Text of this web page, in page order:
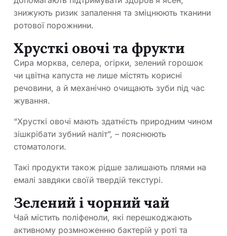
знижують ризик запалення та зміцнюють тканини
ротової порожнини.
Хрусткі овочі та фрукти
Сира морква, селера, огірки, зелений горошок
чи цвітна капуста не лише містять корисні
речовини, а й механічно очищають зуби під час
жування.
“Хрусткі овочі мають здатність природним чином
зішкрібати зубний наліт”, – пояснюють
стоматологи.
Такі продукти також рідше залишають плями на
емалі завдяки своїй твердій текстурі.
Зелений і чорний чай
Чай містить поліфеноли, які перешкоджають
активному розмноженню бактерій у роті та